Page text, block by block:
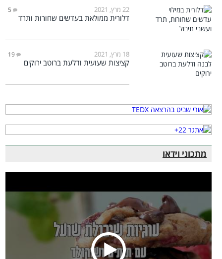
22 מרץ, 2021 5
דלורית ממולאת בעדשים שחורות ותרד
18 מרץ, 2021 19
קציצות שעועית ודלעת ברוטב ירוקים
מתכוני וידאו